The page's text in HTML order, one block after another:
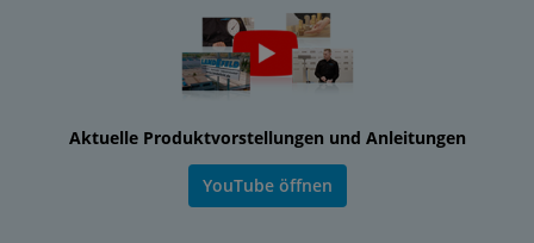
Aktuelle Produktvorstellungen und Anleitungen
YouTube öffnen